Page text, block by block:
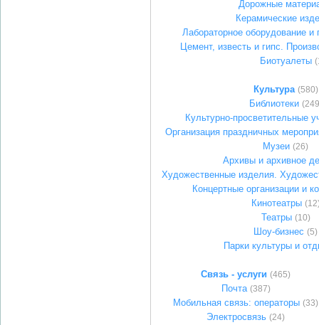
Дорожные
Керамические
Лабораторное оборудование и
Цемент, известь и гипс.
Биотуалеты
Культура (580)
Библиотеки
Культурно-просветительные
Организация праздничных
Музеи (26)
Архивы и архивное
Художественные изделия.
Концертные организации и
Кинотеатры
Театры (10)
Шоу-бизнес (5)
Парки культуры и
Связь - услуги (465)
Почта (387)
Мобильная связь: операторы (33)
Электросвязь (24)